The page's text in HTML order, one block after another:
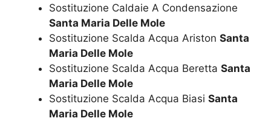
Sostituzione Caldaie A Condensazione
Santa Maria Delle Mole
Sostituzione Scalda Acqua Ariston Santa
Maria Delle Mole
Sostituzione Scalda Acqua Beretta Santa
Maria Delle Mole
Sostituzione Scalda Acqua Biasi Santa
Maria Delle Mole